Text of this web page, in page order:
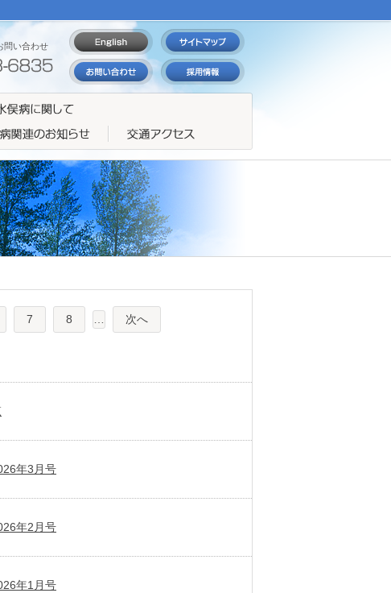
問い合わせ
7 8 次へ
年3月号
年2月号
年1月号